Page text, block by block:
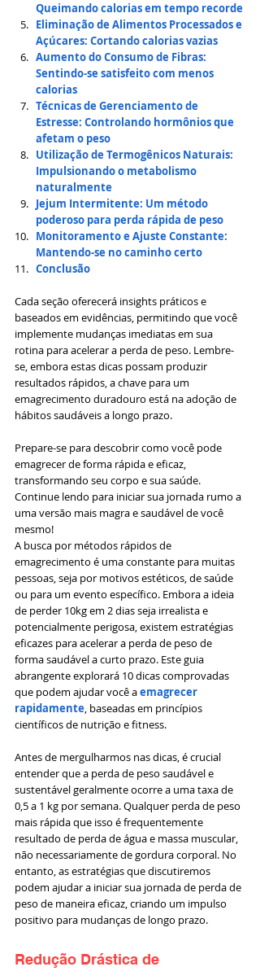
Queimando calorias em tempo recorde
Eliminação de Alimentos Processados e
Açúcares: Cortando calorias vazias
Aumento do Consumo de Fibras:
Sentindo-se satisfeito com menos
calorias
Técnicas de Gerenciamento de
Estresse: Controlando hormônios que
afetam o peso
Utilização de Termogênicos Naturais:
Impulsionando o metabolismo
naturalmente
Jejum Intermitente: Um método
poderoso para perda rápida de peso
Monitoramento e Ajuste Constante:
Mantendo-se no caminho certo
Conclusão
Cada seção oferecerá insights práticos e
baseados em evidências, permitindo que você
implemente mudanças imediatas em sua
rotina para acelerar a perda de peso. Lembre-
se, embora estas dicas possam produzir
resultados rápidos, a chave para um
emagrecimento duradouro está na adoção de
hábitos saudáveis a longo prazo.
Prepare-se para descobrir como você pode
emagrecer de forma rápida e eficaz,
transformando seu corpo e sua saúde.
Continue lendo para iniciar sua jornada rumo a
uma versão mais magra e saudável de você
mesmo!
A busca por métodos rápidos de
emagrecimento é uma constante para muitas
pessoas, seja por motivos estéticos, de saúde
ou para um evento específico. Embora a ideia
de perder 10kg em 2 dias seja irrealista e
potencialmente perigosa, existem estratégias
eficazes para acelerar a perda de peso de
forma saudável a curto prazo. Este guia
abrangente explorará 10 dicas comprovadas
que podem ajudar você a emagrecer
rapidamente, baseadas em princípios
científicos de nutrição e fitness.
Antes de mergulharmos nas dicas, é crucial
entender que a perda de peso saudável e
sustentável geralmente ocorre a uma taxa de
0,5 a 1 kg por semana. Qualquer perda de peso
mais rápida que isso é frequentemente
resultado de perda de água e massa muscular,
não necessariamente de gordura corporal. No
entanto, as estratégias que discutiremos
podem ajudar a iniciar sua jornada de perda de
peso de maneira eficaz, criando um impulso
positivo para mudanças de longo prazo.
Redução Drástica de